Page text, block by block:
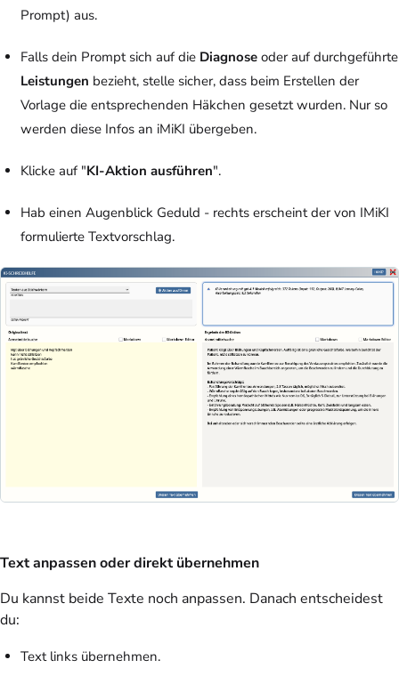
Prompt) aus.
Falls dein Prompt sich auf die Diagnoseoder auf durchgeführte
Leistungen bezieht, stelle sicher, dass beim Erstellen der
Vorlage die entsprechenden Häkchen gesetzt wurden. Nur so
werden diese Infos an iMiKI übergeben.
Klicke auf "KI-Aktion ausführen".
Hab einen Augenblick Geduld - rechts erscheint der von IMiKI
formulierte Textvorschlag.
Text anpassen oder direkt übernehmen
Du kannst beide Texte noch anpassen. Danach entscheidest
du:
Text links übernehmen.